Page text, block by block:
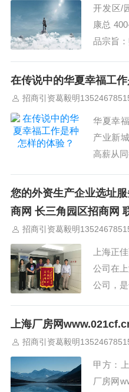
投资者
开发区/
康总
品宗旨
产业培
政府机
在传说中的华夏幸福工
招商引资葛毅明
华夏幸
产业新
高薪从
司……文|
爆料或
由。与
不...
您的外资生产企业选址
商网 长三角园区招商网
招商引资葛毅明
上海正
公司在
公司，
网
上海厂房网
招商引资葛毅明
甲方：
厂房网